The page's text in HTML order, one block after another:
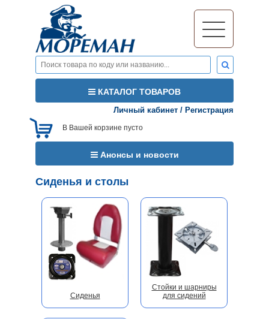
КАТАЛОГ ТОВАРОВ
Сиденья и столы
Сиденья
Стойки и шарниры
для сидений
Личный кабинет / Регистрация
В Вашей корзине пусто
Анонсы и новости